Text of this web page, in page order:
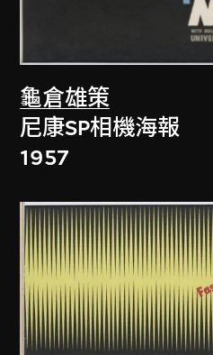
龜倉雄策
尼康SP相機海報
1957